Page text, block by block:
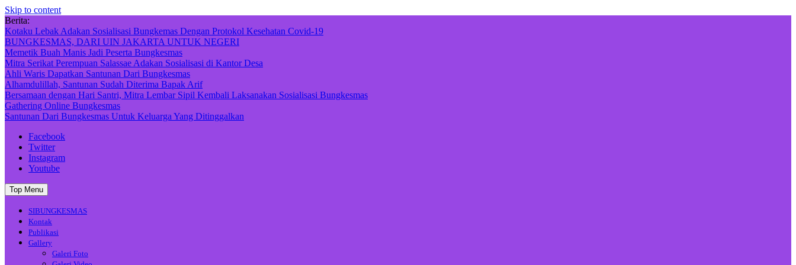
Skip to content
Berita:
Kotaku Lebak Adakan Sosialisasi Bungkemas Dengan Protokol Kesehatan Covid-19
BUNGKESMAS, DARI UIN JAKARTA UNTUK NEGERI
Memetik Buah Manis Jadi Peserta Bungkesmas
Mitra Serikat Perempuan Salassae Adakan Sosialisasi di Kantor Desa
Ahli Waris Dapatkan Santunan Dari Bungkesmas
Alhamdulillah, Santunan Sudah Diterima Bapak Arif
Bersamaan dengan Hari Santri, Mitra Lembar Sipil Kembali Laksanakan Sosialisasi Bungkesmas
Gathering Online Bungkesmas
Santunan Dari Bungkesmas Untuk Keluarga Yang Ditinggalkan
Facebook
Twitter
Instagram
Youtube
Top Menu
SIBUNGKESMAS
Kontak
Publikasi
Gallery
Galeri Foto